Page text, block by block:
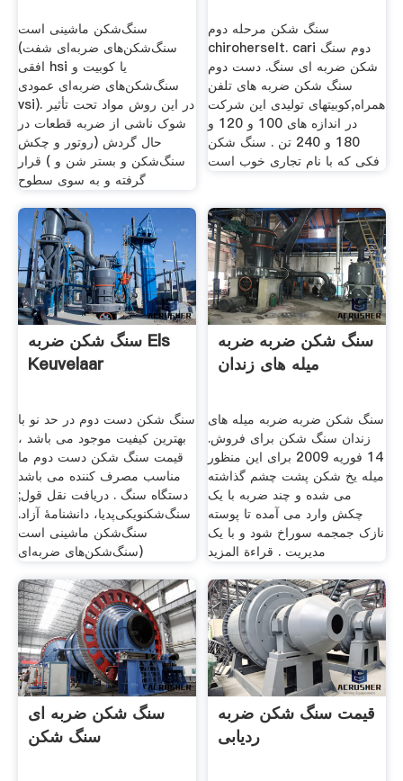
سنگ‌شکن ماشینی است
(سنگ‌شکن‌های ضربه‌ای شفت
افقی hsi یا کوبیت و
سنگ‌شکن‌های ضربه‌ای عمودی
vsi). در این روش مواد تحت تأثیر
شوک ناشی از ضربه قطعات در
حال گردش (روتور و چکش
سنگ‌شکن و بستر شن و ) قرار
گرفته و به سوی سطوح
سنگ شکن مرحله دوم
chiroherselt. cari دوم سنگ
شکن ضربه ای سنگ. دست دوم
سنگ شکن ضربه های تلفن
همراه,کوبیتهای تولیدی این شرکت
در اندازه های 100 و 120 و
180 و 240 تن . سنگ شکن
فکی که با نام تجاری خوب است
سنگ شکن ضربه Els
Keuvelaar
سنگ شکن دست دوم در حد نو با
بهترین کیفیت موجود می باشد ،
قیمت سنگ شکن دست دوم ما
مناسب مصرف کننده می باشد
دستگاه سنگ . دریافت نقل قول;
سنگ‌شکنویکی‌پدیا، دانشنامهٔ آزاد.
سنگ‌شکن ماشینی است
(سنگ‌شکن‌های ضربه‌ای
سنگ شکن ضربه ضربه
میله های زندان
سنگ شکن ضربه ضربه میله های
زندان سنگ شکن برای فروش.
14 فوریه 2009 برای این منظور
میله یخ شکن پشت چشم گذاشته
می شده و چند ضربه با یک
چکش وارد می آمده تا پوسته
نازک جمجمه سوراخ شود و با یک
مدیریت . قراءة المزيد
سنگ شکن ضربه ای
سنگ شکن
قیمت سنگ شکن ضربه
ردیابی